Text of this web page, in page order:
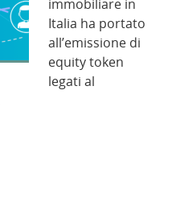
immobiliare in
Italia ha portato
all’emissione di
equity token
legati al